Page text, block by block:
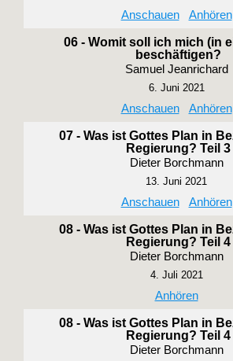
Anschauen Anhören
06 - Womit soll ich mich (in
beschäftigen?
Samuel Jeanrichard
6. Juni 2021
Anschauen Anhören
07 - Was ist Gottes Plan in
Regierung? Teil 3
Dieter Borchmann
13. Juni 2021
Anschauen Anhören
08 - Was ist Gottes Plan in
Regierung? Teil 4
Dieter Borchmann
4. Juli 2021
Anhören
08 - Was ist Gottes Plan in
Regierung? Teil 4
Dieter Borchmann